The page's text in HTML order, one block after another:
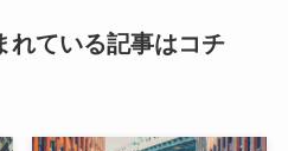
れている記事はコチ